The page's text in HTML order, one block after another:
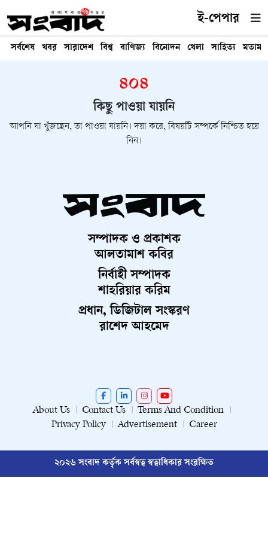
ই-পেপার
সর্বশেষ খবর সারাদেশ বিশ্ব বাণিজ্য বিনোদন খেলা সাহিত্য মতামত
৪০৪
কিছু পাওয়া যায়নি
আপনি যা খুঁজছেন, তা পাওয়া যায়নি। দয়া করে, বিষয়টি সম্পর্কে নিশ্চিত হয়ে
নিন।
সম্পাদক ও প্রকাশক
আলতামাশ কবির
নির্বাহী সম্পাদক
শাহরিয়ার করিম
প্রধান, ডিজিটাল সংস্করণ
রাশেদ আহমেদ
About Us Contact Us
Terms And Condition
Privacy Policy
Advertisement Career
২০২৬ সংবাদ কর্তৃক সর্বস্বত্ব স্বত্বাধিকার সংরক্ষিত